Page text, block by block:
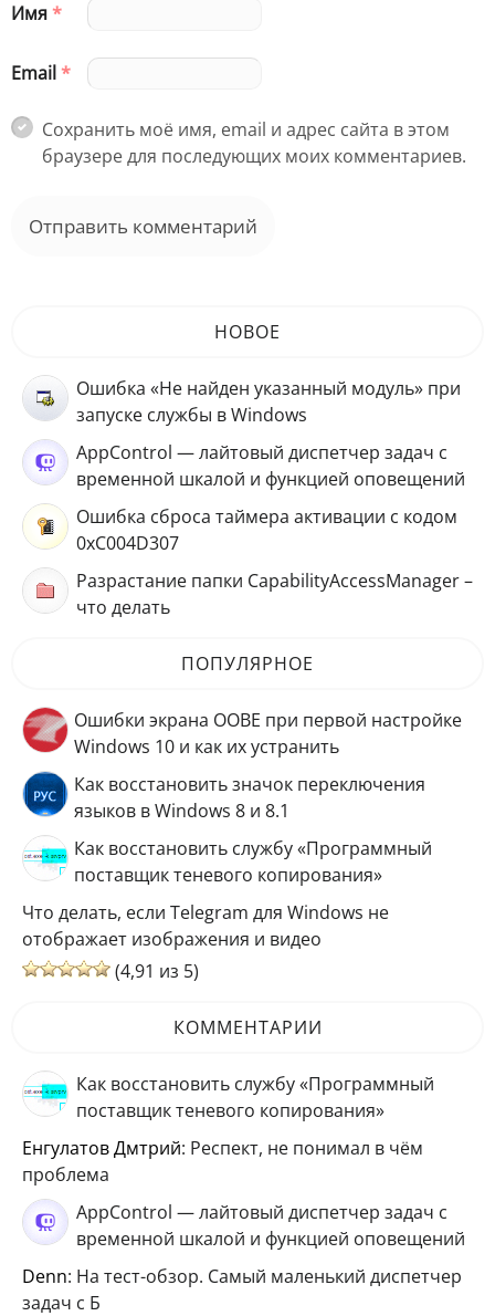
Имя*
Email*
Сохранить моё имя, email и адрес сайта в этом
браузере для последующих моих комментариев.
НОВОЕ
Ошибка «Не найден указанный модуль» при
запуске службы в Windows
AppControl — лайтовый диспетчер задач с
временной шкалой и функцией оповещений
Ошибка сброса таймера активации с кодом
0xC004D307
Разрастание папки CapabilityAccessManager –
что делать
ПОПУЛЯРНОЕ
Ошибки экрана OOBE при первой настройке
Windows 10 и как их устранить
Как восстановить значок переключения
языков в Windows 8 и 8.1
Как восстановить службу «Программный
поставщик теневого копирования»
Что делать, если Telegram для Windows не
отображает изображения и видео
(4,91 из 5)
КОММЕНТАРИИ
Как восстановить службу «Программный
поставщик теневого копирования»
Енгулатов Дмтрий: Респект, не понимал в чём
проблема
AppControl — лайтовый диспетчер задач с
временной шкалой и функцией оповещений
Denn: На тест-обзор. Самый маленький диспетчер
задач с Б